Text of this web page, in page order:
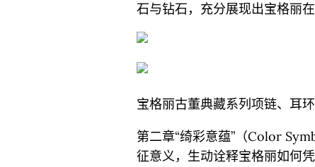
石与钻石，充分展现出宝格丽
宝格丽古董典藏系列项链、耳
第二章“绮彩意蕴”（Color
征意义，生动诠释宝格丽如何